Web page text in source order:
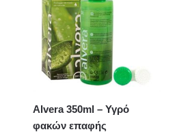
Alvera 350ml – Υγρό
φακών επαφής